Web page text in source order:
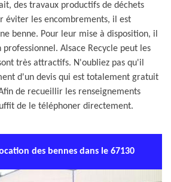
des travaux productifs de déchets
éviter les encombrements, il est
benne. Pour leur mise à disposition, il
Alsace Recycle peut les
très attractifs. N'oubliez pas qu'il
d'un devis qui est totalement gratuit
de recueillir les renseignements
de le téléphoner directement.
des bennes dans le 67130